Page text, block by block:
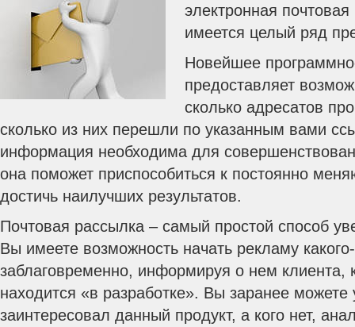
электронная
имеется целый ряд
Новейшее
предоставляет
сколько адресатов
сколько из них перешли по указанным вами
информация необходима для
она поможет приспособиться к постоянно
достичь наилучших результатов.
Почтовая рассылка – самый простой способ
Вы имеете возможность начать рекламу
заблаговременно, информируя о нем клиента,
находится «в разработке». Вы заранее можете
заинтересовал данный продукт, а кого нет,